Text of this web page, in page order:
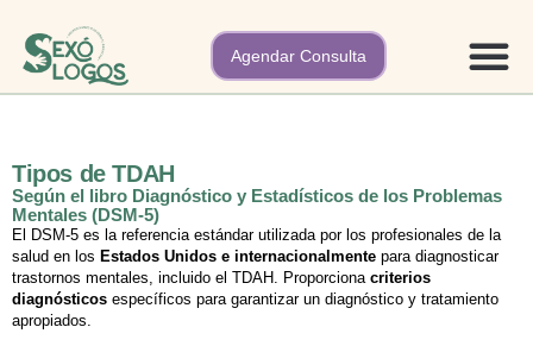
Agendar Consulta
Tipos de TDAH
Según el libro Diagnóstico y Estadísticos de los Problemas
Mentales (DSM-5)
El DSM-5 es la referencia estándar utilizada por los profesionales de la
salud en los Estados Unidos e internacionalmente para diagnosticar
trastornos mentales, incluido el TDAH. Proporciona criterios
diagnósticos específicos para garantizar un diagnóstico y tratamiento
apropiados.